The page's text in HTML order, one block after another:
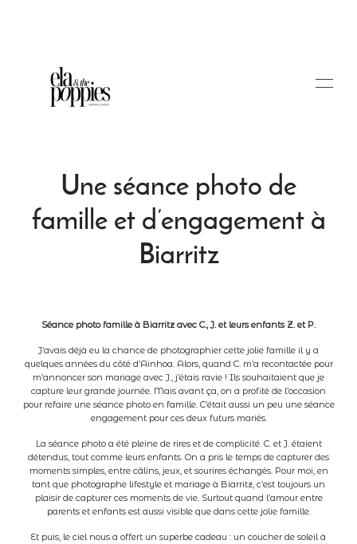
A propos
Contact
Clients
Une séance photo de
famille et d’engagement à
Biarritz
Séance photo famille à Biarritz avec C., J. et leurs enfants Z. et P.
J’avais déjà eu la chance de photographier cette jolie famille il y a
quelques années du côté d’Ainhoa. Alors, quand C. m’a recontactée pour
m’annoncer son mariage avec J., j’étais ravie ! Ils souhaitaient que je
capture leur grande journée. Mais avant ça, on a profité de l’occasion
pour refaire une séance photo en famille. C’était aussi un peu une séance
engagement pour ces deux futurs mariés.
La séance photo a été pleine de rires et de complicité. C. et J. étaient
détendus, tout comme leurs enfants. On a pris le temps de capturer des
moments simples, entre câlins, jeux, et sourires échangés. Pour moi, en
tant que photographe lifestyle et mariage à Biarritz, c’est toujours un
plaisir de capturer ces moments de vie. Surtout quand l’amour entre
parents et enfants est aussi visible que dans cette jolie famille.
Et puis, le ciel nous a offert un superbe cadeau : un coucher de soleil à